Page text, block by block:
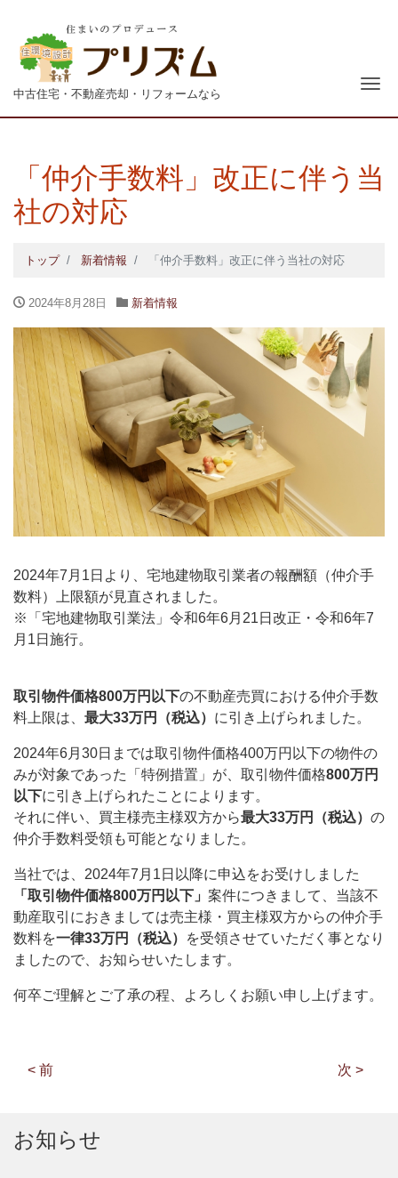
中古住宅・不動産売却・リフォームなら ナ
「仲介手数料」改正に伴う当
社の対応
トップ 新着情報 「仲介手数料」改正に伴う当社の対応
2024年8月28日 新着情報
2024年7月1日より、宅地建物取引業者の報酬額（仲介手
数料）上限額が見直されました。
※「宅地建物取引業法」令和6年6月21日改正・令和6年7
月1日施行。
取引物件価格800万円以下の不動産売買における仲介手数
料上限は、 最大33万円（税込） に引き上げられました。
2024年6月30日までは取引物件価格400万円以下の物件の
みが対象であった「特例措置」が、取引物件価格800万円
以下に引き上げられたことによります。
それに伴い、買主様売主様双方から最大33万円（税込） の
仲介手数料受領も可能となりました。
当社では、2024年7月1日以降に申込をお受けしました
「取引物件価格800万円以下」 案件につきまして、当該不
動産取引におきましては売主様・買主様双方からの仲介手
数料を一律33万円（税込）
を受領させていただく事となり
ましたので、お知らせいたします。
何卒ご理解とご了承の程、よろしくお願い申し上げます。
< 前 次 >
お知らせ